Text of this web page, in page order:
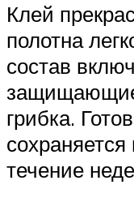
Клей
полотна
состав
грибка.
течение